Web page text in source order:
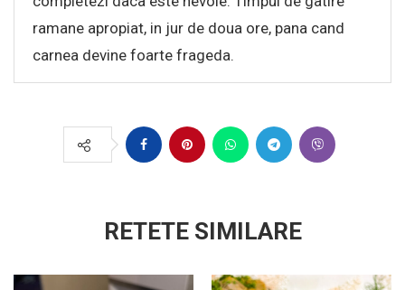
ramane apropiat, in jur de doua ore, pana cand
carnea devine foarte frageda.
RETETE SIMILARE